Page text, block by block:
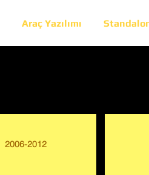
Araç Yazılımı
2006-2012